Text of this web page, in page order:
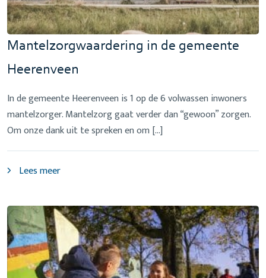
Mantelzorgwaardering in de gemeente
Heerenveen
In de gemeente Heerenveen is 1 op de 6 volwassen inwoners
mantelzorger. Mantelzorg gaat verder dan “gewoon” zorgen.
Om onze dank uit te spreken en om […]
Lees meer